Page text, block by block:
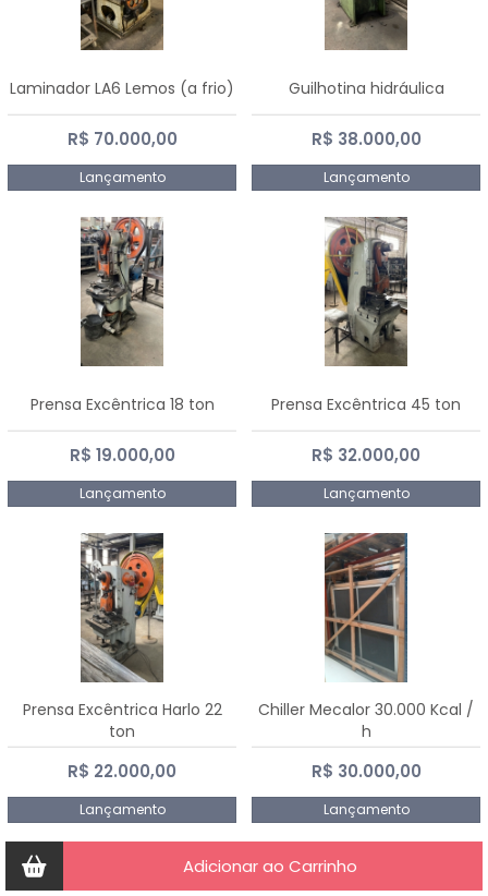
Laminador LA6 Lemos (a frio)
R$ 70.000,00
Lançamento
Guilhotina hidráulica
R$ 38.000,00
Lançamento
Prensa Excêntrica 18 ton
R$ 19.000,00
Lançamento
Prensa Excêntrica 45 ton
R$ 32.000,00
Lançamento
Prensa Excêntrica Harlo 22
ton
R$ 22.000,00
Lançamento
Chiller Mecalor 30.000 Kcal /
h
R$ 30.000,00
Lançamento
Adicionar ao Carrinho